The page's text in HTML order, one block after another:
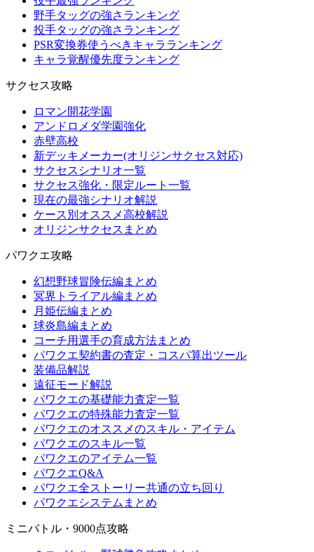
野手タッグの強さランキング
投手タッグの強さランキング
PSR変換券使うべきキャラランキング
キャラ覚醒優先度ランキング
サクセス攻略
ロマン開花学園
アンドロメダ学園強化
赤壁高校
新デッキメーカー(オリジンサクセス対応)
サクセスシナリオ一覧
サクセス強化・限定ルート一覧
現在の最強シナリオ解説
ケース別オススメ高校解説
オリジンサクセスまとめ
パワクエ攻略
幻想野球冒険伝編まとめ
冥界トライアル編まとめ
月姫伝編まとめ
球炎島編まとめ
コーチ用選手の育成方法まとめ
パワクエ契約書の査定・コスパ算出ツール
装備品解説
遠征モード解説
パワクエの基礎能力査定一覧
パワクエの特殊能力査定一覧
パワクエのオススメのスキル・アイテム
パワクエのスキル一覧
パワクエのアイテム一覧
パワクエQ&A
パワクエ全ストーリー共通の立ち回り
パワクエシステムまとめ
ミニバトル・9000点攻略